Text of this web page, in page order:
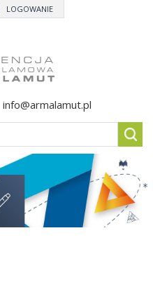
info@armalamut.pl
LOGOWANIE